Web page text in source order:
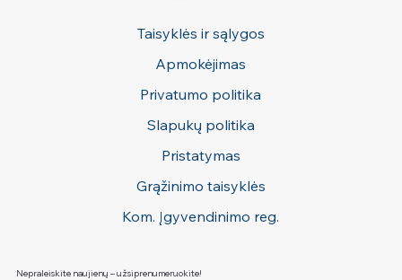
Nepraleiskite naujienų – užsiprenumeruokite!
Taisyklės ir sąlygos
Apmokėjimas
Privatumo politika
Slapukų politika
Pristatymas
Grąžinimo taisyklės
Kom. Įgyvendinimo reg.